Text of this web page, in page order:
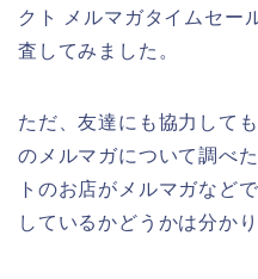
クト メルマガタイムセー
査してみました。
ただ、友達にも協力して
のメルマガについて調べ
トのお店がメルマガなど
しているかどうかは分か